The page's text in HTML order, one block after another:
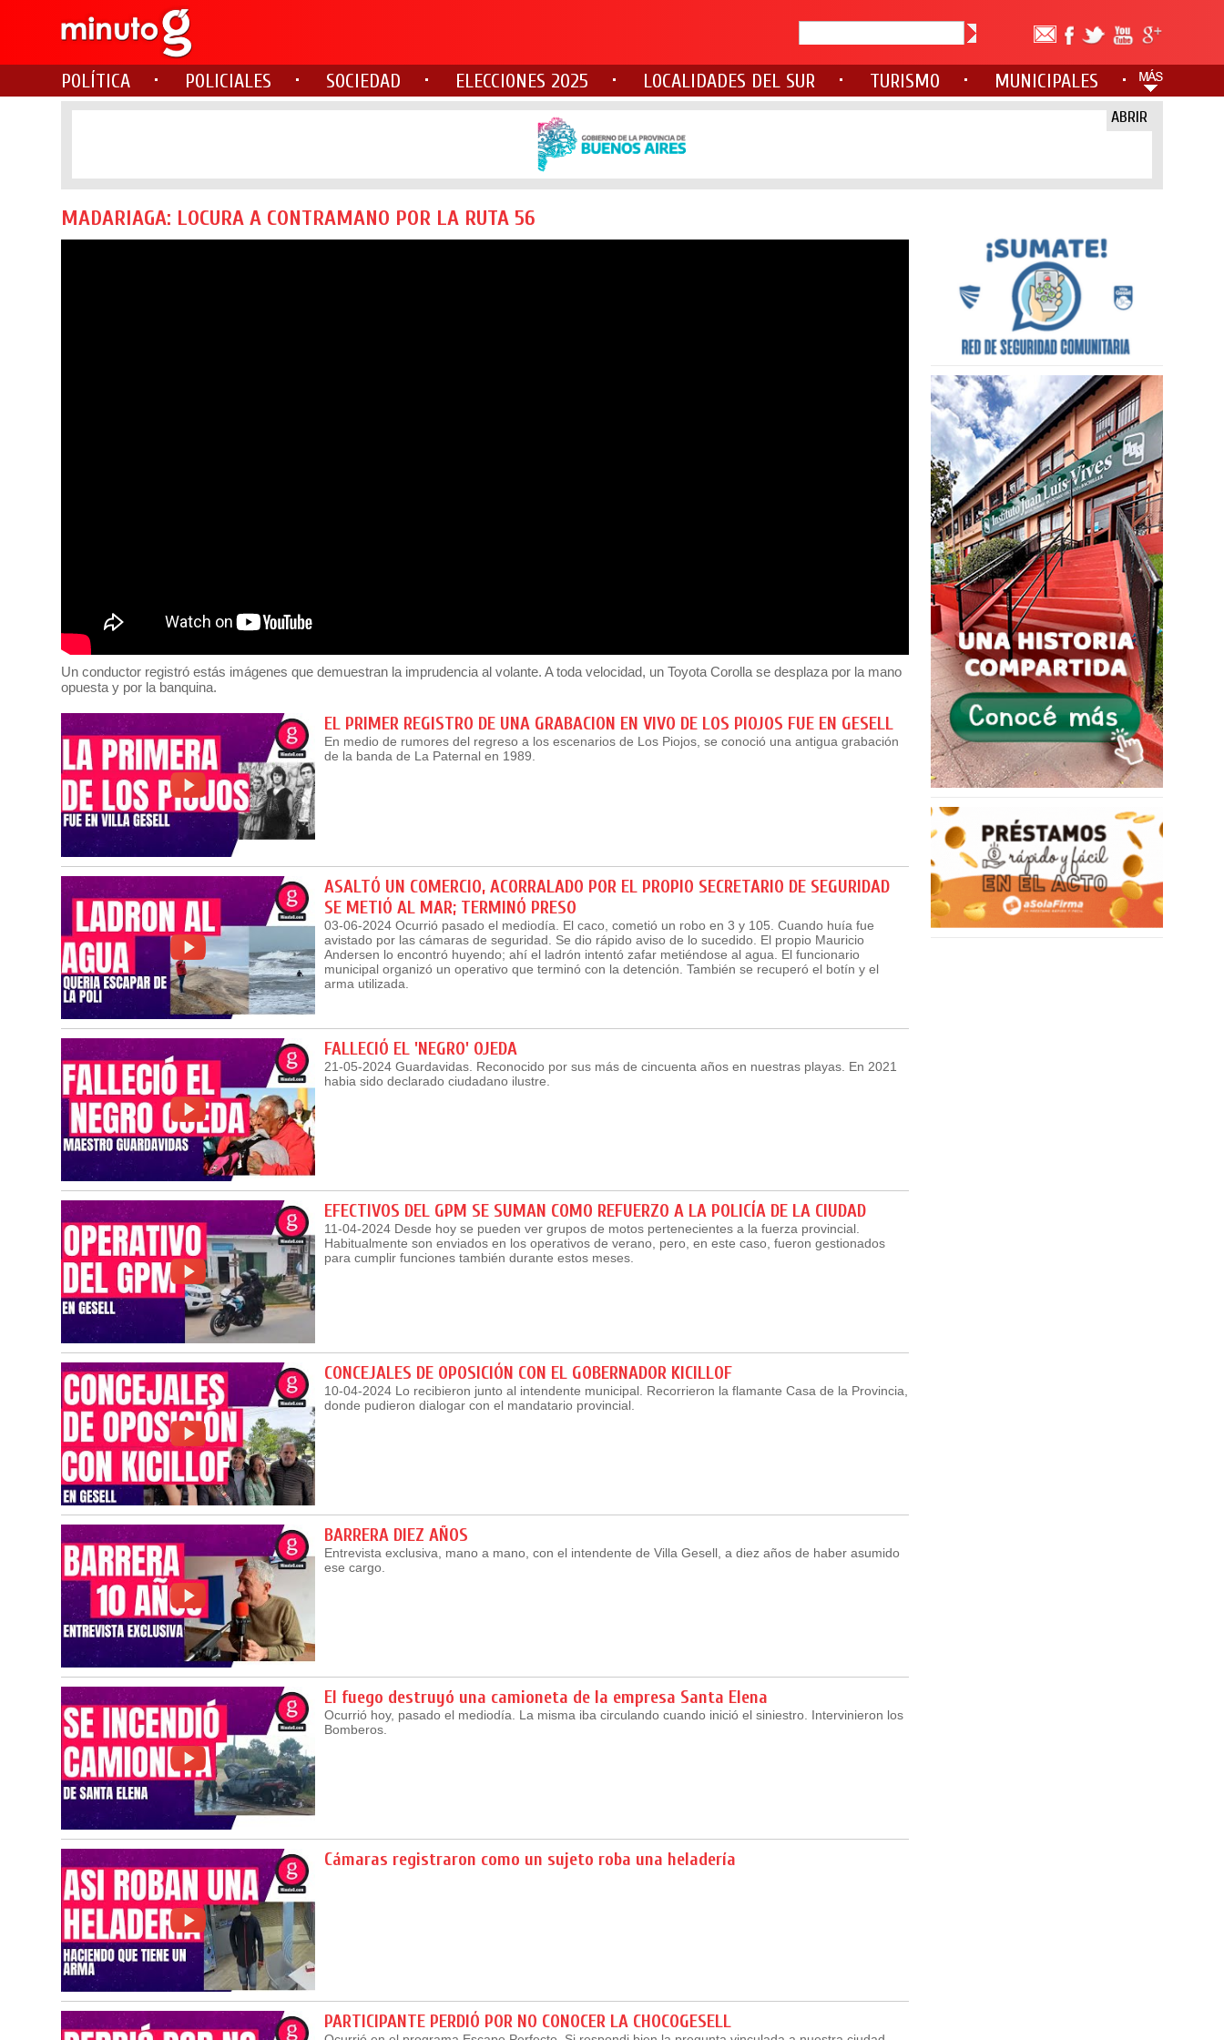
POLÍTICA POLICIALES SOCIEDAD ELECCIONES 2025 LOCALIDADES DEL SUR TURISMO MUNICIPALES
ABRIR
MADARIAGA: LOCURA A CONTRAMANO POR LA RUTA 56
Un conductor registró estás imágenes que demuestran la imprudencia al volante. A toda velocidad, un Toyota Corolla se desplaza por la mano
opuesta y por la banquina.
EL PRIMER REGISTRO DE UNA GRABACION EN VIVO DE LOS PIOJOS FUE EN GESELL
En medio de rumores del regreso a los escenarios de Los Piojos, se conoció una antigua grabación
de la banda de La Paternal en 1989.
ASALTÓ UN COMERCIO, ACORRALADO POR EL PROPIO SECRETARIO DE SEGURIDAD
SE METIÓ AL MAR; TERMINÓ PRESO
03-06-2024 Ocurrió pasado el mediodía. El caco, cometió un robo en 3 y 105. Cuando huía fue
avistado por las cámaras de seguridad. Se dio rápido aviso de lo sucedido. El propio Mauricio
Andersen lo encontró huyendo; ahí el ladrón intentó zafar metiéndose al agua. El funcionario
municipal organizó un operativo que terminó con la detención. También se recuperó el botín y el
arma utilizada.
FALLECIÓ EL 'NEGRO' OJEDA
21-05-2024 Guardavidas. Reconocido por sus más de cincuenta años en nuestras playas. En 2021
habia sido declarado ciudadano ilustre.
EFECTIVOS DEL GPM SE SUMAN COMO REFUERZO A LA POLICÍA DE LA CIUDAD
11-04-2024 Desde hoy se pueden ver grupos de motos pertenecientes a la fuerza provincial.
Habitualmente son enviados en los operativos de verano, pero, en este caso, fueron gestionados
para cumplir funciones también durante estos meses.
CONCEJALES DE OPOSICIÓN CON EL GOBERNADOR KICILLOF
10-04-2024 Lo recibieron junto al intendente municipal. Recorrieron la flamante Casa de la Provincia,
donde pudieron dialogar con el mandatario provincial.
BARRERA DIEZ AÑOS
Entrevista exclusiva, mano a mano, con el intendente de Villa Gesell, a diez años de haber asumido
ese cargo.
El fuego destruyó una camioneta de la empresa Santa Elena
Ocurrió hoy, pasado el mediodía. La misma iba circulando cuando inició el siniestro. Intervinieron los
Bomberos.
Cámaras registraron como un sujeto roba una heladería
PARTICIPANTE PERDIÓ POR NO CONOCER LA CHOCOGESELL